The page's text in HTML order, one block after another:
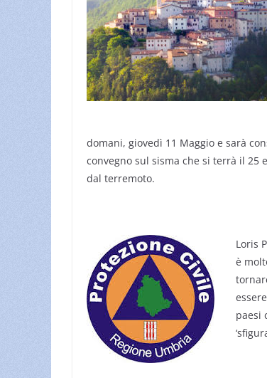
domani, giovedì 11 Maggio e sarà
convegno sul sisma che si terrà il 25
dal terremoto.
Loris
è
paesi